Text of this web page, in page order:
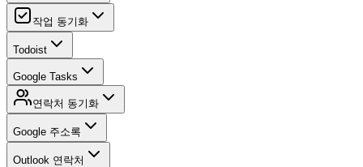
작업 동기화
Todoist
Google Tasks
연락처 동기화
Google 주소록
Outlook 연락처